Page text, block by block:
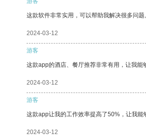
这款软件非常实用，可以帮助我解决很多问题
2024-03-12
游客
这款app的酒店、餐厅推荐非常有用，让我能
2024-03-12
游客
这款app让我的工作效率提高了50%，让我能
2024-03-12